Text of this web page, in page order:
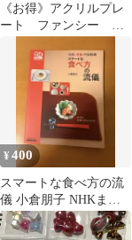
《お得》アクリルプレ
ート ファンシー プ
ーホルダー
¥400
スマートな食べ方の流
儀 小倉朋子 NHKまる
得マガジン